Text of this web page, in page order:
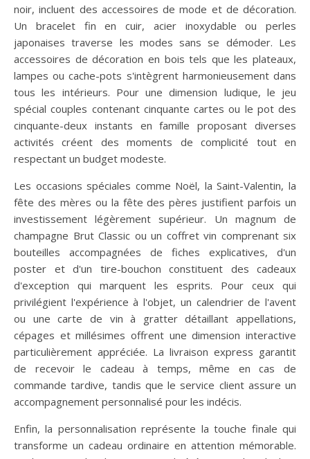
noir, incluent des accessoires de mode et de décoration.
Un bracelet fin en cuir, acier inoxydable ou perles
japonaises traverse les modes sans se démoder. Les
accessoires de décoration en bois tels que les plateaux,
lampes ou cache-pots s'intègrent harmonieusement dans
tous les intérieurs. Pour une dimension ludique, le jeu
spécial couples contenant cinquante cartes ou le pot des
cinquante-deux instants en famille proposant diverses
activités créent des moments de complicité tout en
respectant un budget modeste.
Les occasions spéciales comme Noël, la Saint-Valentin, la
fête des mères ou la fête des pères justifient parfois un
investissement légèrement supérieur. Un magnum de
champagne Brut Classic ou un coffret vin comprenant six
bouteilles accompagnées de fiches explicatives, d'un
poster et d'un tire-bouchon constituent des cadeaux
d'exception qui marquent les esprits. Pour ceux qui
privilégient l'expérience à l'objet, un calendrier de l'avent
ou une carte de vin à gratter détaillant appellations,
cépages et millésimes offrent une dimension interactive
particulièrement appréciée. La livraison express garantit
de recevoir le cadeau à temps, même en cas de
commande tardive, tandis que le service client assure un
accompagnement personnalisé pour les indécis.
Enfin, la personnalisation représente la touche finale qui
transforme un cadeau ordinaire en attention mémorable.